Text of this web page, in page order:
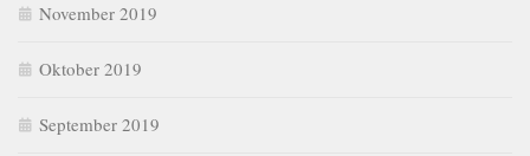
November 2019
Oktober 2019
September 2019